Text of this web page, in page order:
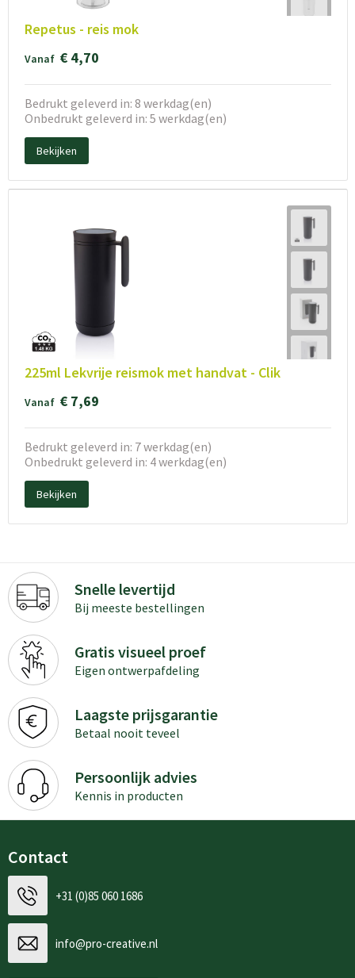
Repetus - reis mok
Vanaf € 4,70
Bedrukt geleverd in: 8 werkdag(en)
Onbedrukt geleverd in: 5 werkdag(en)
Bekijken
225ml Lekvrije reismok met handvat - Clik
Vanaf € 7,69
Bedrukt geleverd in: 7 werkdag(en)
Onbedrukt geleverd in: 4 werkdag(en)
Bekijken
Snelle levertijd
Bij meeste bestellingen
Gratis visueel proef
Eigen ontwerpafdeling
Laagste prijsgarantie
Betaal nooit teveel
Persoonlijk advies
Kennis in producten
Contact
+31 (0)85 060 1686
info@pro-creative.nl